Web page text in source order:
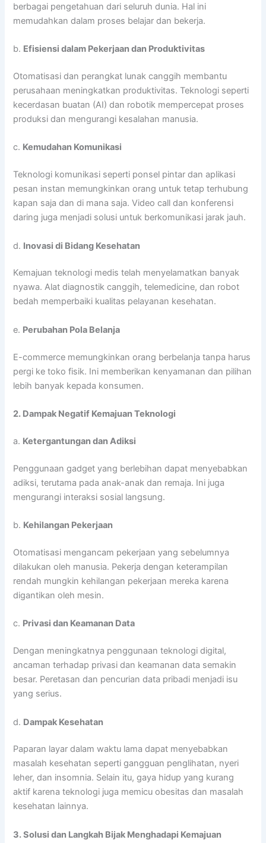
berbagai pengetahuan dari seluruh dunia. Hal ini
memudahkan dalam proses belajar dan bekerja.
b. Efisiensi dalam Pekerjaan dan Produktivitas
Otomatisasi dan perangkat lunak canggih membantu
perusahaan meningkatkan produktivitas. Teknologi seperti
kecerdasan buatan (AI) dan robotik mempercepat proses
produksi dan mengurangi kesalahan manusia.
c. Kemudahan Komunikasi
Teknologi komunikasi seperti ponsel pintar dan aplikasi
pesan instan memungkinkan orang untuk tetap terhubung
kapan saja dan di mana saja. Video call dan konferensi
daring juga menjadi solusi untuk berkomunikasi jarak jauh.
d. Inovasi di Bidang Kesehatan
Kemajuan teknologi medis telah menyelamatkan banyak
nyawa. Alat diagnostik canggih, telemedicine, dan robot
bedah memperbaiki kualitas pelayanan kesehatan.
e. Perubahan Pola Belanja
E-commerce memungkinkan orang berbelanja tanpa harus
pergi ke toko fisik. Ini memberikan kenyamanan dan pilihan
lebih banyak kepada konsumen.
2. Dampak Negatif Kemajuan Teknologi
a. Ketergantungan dan Adiksi
Penggunaan gadget yang berlebihan dapat menyebabkan
adiksi, terutama pada anak-anak dan remaja. Ini juga
mengurangi interaksi sosial langsung.
b. Kehilangan Pekerjaan
Otomatisasi mengancam pekerjaan yang sebelumnya
dilakukan oleh manusia. Pekerja dengan keterampilan
rendah mungkin kehilangan pekerjaan mereka karena
digantikan oleh mesin.
c. Privasi dan Keamanan Data
Dengan meningkatnya penggunaan teknologi digital,
ancaman terhadap privasi dan keamanan data semakin
besar. Peretasan dan pencurian data pribadi menjadi isu
yang serius.
d. Dampak Kesehatan
Paparan layar dalam waktu lama dapat menyebabkan
masalah kesehatan seperti gangguan penglihatan, nyeri
leher, dan insomnia. Selain itu, gaya hidup yang kurang
aktif karena teknologi juga memicu obesitas dan masalah
kesehatan lainnya.
3. Solusi dan Langkah Bijak Menghadapi Kemajuan